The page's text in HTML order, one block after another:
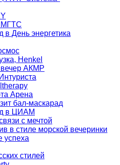
МГТС
в День энергетика
Henkel
вечер АКМР
Арена
бал-маскарад
в ЦИАМ
с мечтой
в стиле морской вечеринки
успеха
стилей